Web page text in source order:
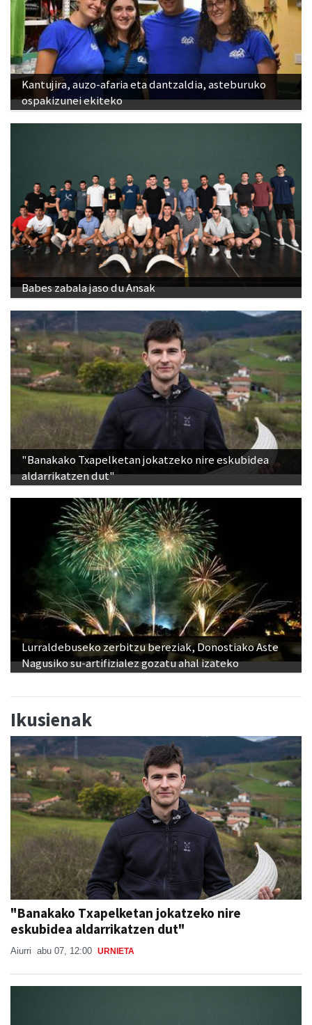
Kantujira, auzo-afaria eta dantzaldia, asteburuko
ospakizunei ekiteko
Babes zabala jaso du Ansak
"Banakako Txapelketan jokatzeko nire eskubidea
aldarrikatzen dut"
Lurraldebuseko zerbitzu bereziak, Donostiako Aste
Nagusiko su-artifizialez gozatu ahal izateko
Ikusienak
"Banakako Txapelketan jokatzeko nire
eskubidea aldarrikatzen dut"
Aiurri abu 07, 12:00 URNIETA